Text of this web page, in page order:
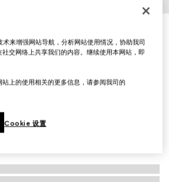
来增强网站导航，分析网站使用情况，协助我司
交网络上共享我们的内容。继续使用本网站，即
上的使用相关的更多信息，请参阅我司的
Cookie 设置